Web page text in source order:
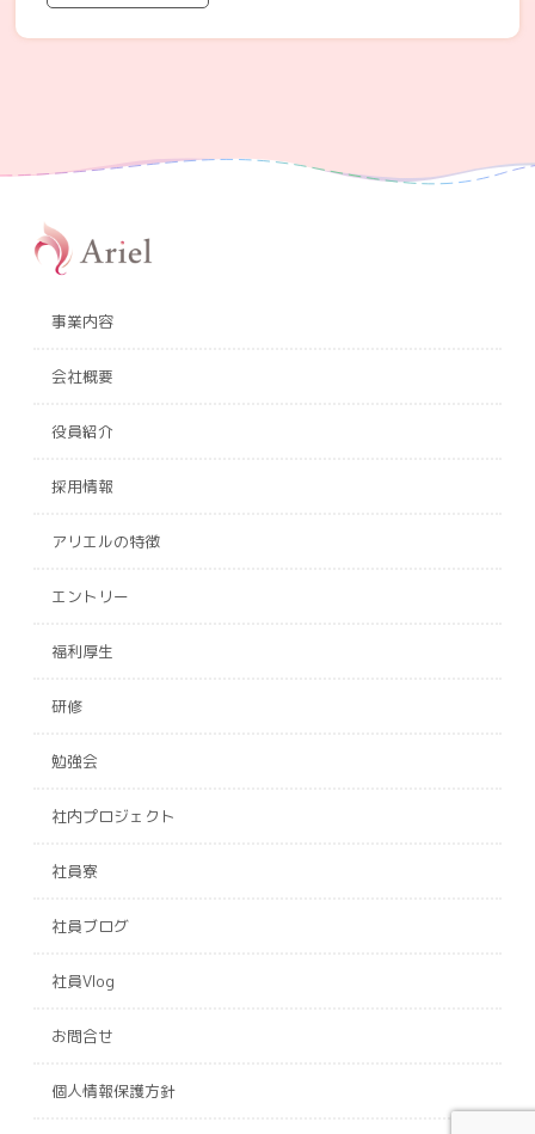
事業内容
会社概要
役員紹介
採用情報
アリエルの特徴
エントリー
福利厚生
研修
勉強会
社内プロジェクト
社員寮
社員ブログ
社員Vlog
お問合せ
個人情報保護方針